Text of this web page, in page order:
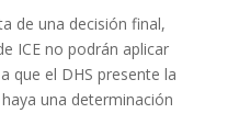
de una decisión final,
ICE no podrán aplicar
que el DHS presente la
una determinación